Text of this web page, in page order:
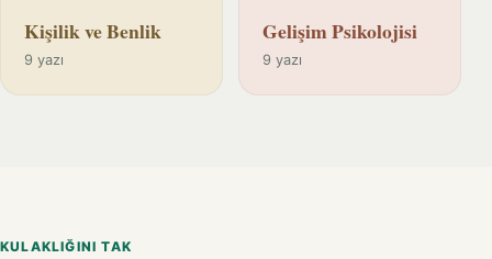
Kişilik ve Benlik
9 yazı
Gelişim Psikolojisi
9 yazı
KULAKLIĞINI TAK